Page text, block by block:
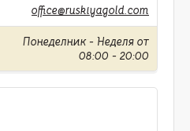
office@ruskiyagold.com
Понеделник - Неделя от
08:00 - 20:00